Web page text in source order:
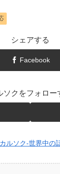
シェアする
Facebook
ソクをフォロー
カルソク-世界中の